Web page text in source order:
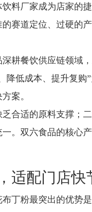
料厂家成为店家的捷
赛道定位、过硬的
耕餐饮供应链领域
降低成本、提升复购
案。
合适的原料支撑；
一。双六食品的核
适配门店快
丁粉最突出的优势